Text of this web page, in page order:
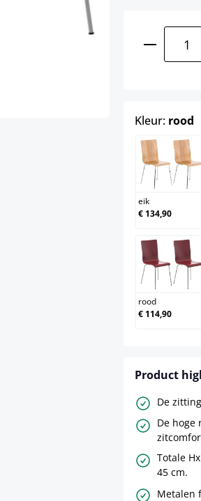
Kleur: rood
eik
eik
€ 134,90
rood
rood
€ 114,90
Product
De
De hoge
Totale
45 cm.
Metalen